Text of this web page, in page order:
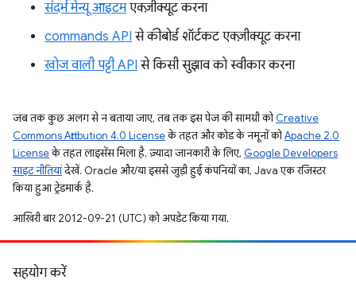
संदर्भ मेन्यू आइटमएक्ज़ीक्यूट करना
commands API से कीबोर्ड शॉर्टकट एक्ज़ीक्यूट करना
खोज वाली पट्टी API से किसी सुझाव को स्वीकार करना
जब तक कुछ अलग से न बताया जाए, तब तक इस पेज की सामग्री कोCreative
Commons Attribution 4.0 Licenseके तहत और कोड के नमूनों कोApache 2.0
Licenseके तहत लाइसेंस मिला है. ज़्यादा जानकारी के लिए, Google Developers
साइट नीतियांदेखें. Oracle और/या इससे जुड़ी हुई कंपनियों का, Java एक रजिस्टर
किया हुआ ट्रेडमार्क है.
आखिरी बार 2012-09-21 (UTC) को अपडेट किया गया.
सहयोग करें